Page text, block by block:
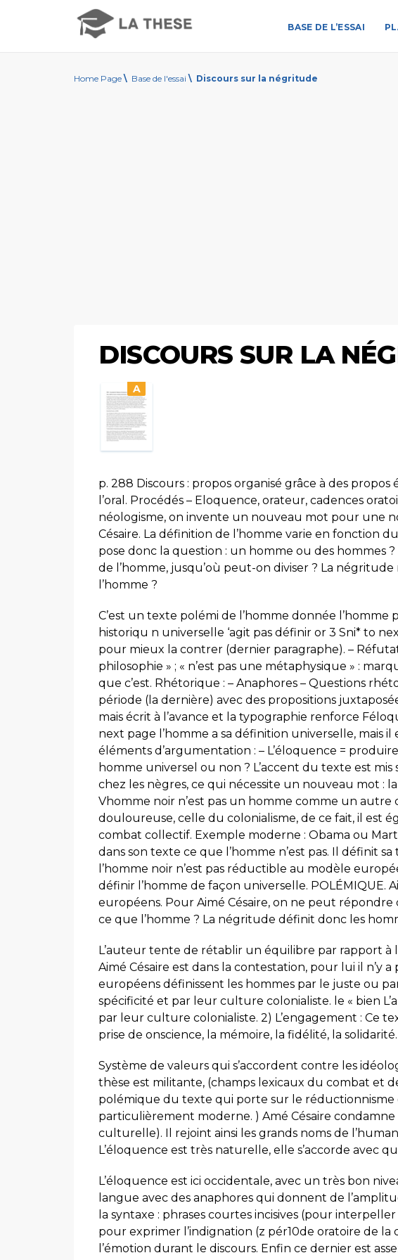
BASE DE L’ESSAI
Home Page \ Base de l'essai \ Discours sur la négritude
DISCOURS SUR LA
A
p. 288 Discours : propos organisé grâce à des
l’oral. Procédés – Eloquence, orateur, cadences
néologisme, on invente un nouveau mot pour une
Césaire. La définition de l’homme varie en fonction
pose donc la question : un homme ou des hommes
de l’homme, jusqu’où peut-on diviser ? La
l’homme ?
C’est un texte polémi de l’homme donnée
historiqu n universelle ‘agit pas définir or 3 Sni* to
pour mieux la contrer (dernier paragraphe). –
philosophie » ; « n’est pas une métaphysique » :
que c’est. Rhétorique : – Anaphores – Questions
période (la dernière) avec des propositions
mais écrit à l’avance et la typographie renforce
next page l’homme a sa définition universelle, mais
éléments d’argumentation : – L’éloquence =
homme universel ou non ? L’accent du texte est mis
chez les nègres, ce qui nécessite un nouveau mot :
Vhomme noir n’est pas un homme comme un autre
douloureuse, celle du colonialisme, de ce fait, il est
combat collectif. Exemple moderne : Obama ou
dans son texte ce que l’homme n’est pas. Il définit
l’homme noir n’est pas réductible au modèle
définir l’homme de façon universelle. POLÉMIQUE.
européens. Pour Aimé Césaire, on ne peut
ce que l’homme ? La négritude définit donc les
L’auteur tente de rétablir un équilibre par rapport à
Aimé Césaire est dans la contestation, pour lui il n’y
européens définissent les hommes par le juste ou
spécificité et par leur culture colonialiste. le « bien
par leur culture colonialiste. 2) L’engagement : Ce
prise de onscience, la mémoire, la fidélité, la solidarité.
Système de valeurs qui s’accordent contre les
thèse est militante, (champs lexicaux du combat et
polémique du texte qui porte sur le réductionnisme
particulièrement moderne. ) Amé Césaire
culturelle). Il rejoint ainsi les grands noms de
L’éloquence est très naturelle, elle s’accorde avec
L’éloquence est ici occidentale, avec un très bon
langue avec des anaphores qui donnent de
la syntaxe : phrases courtes incisives (pour
pour exprimer l’indignation (z pér10de oratoire de la
l’émotion durant le discours. Enfin ce dernier est